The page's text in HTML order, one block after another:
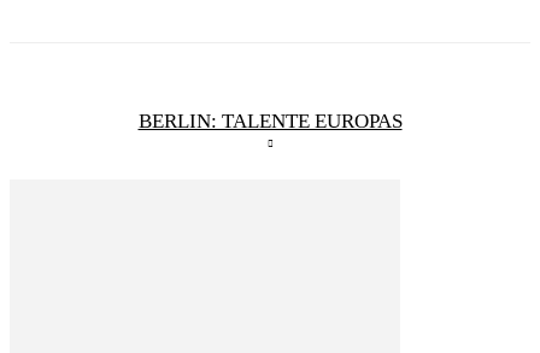
BERLIN: TALENTE EUROPAS